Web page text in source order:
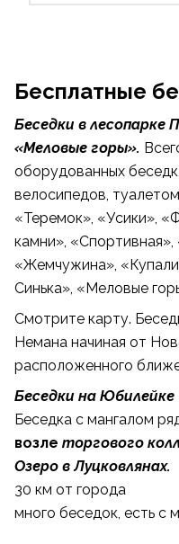
Бесплатные
Беседки в
«Меловые горы».
оборудованных
велосипедов,
«Теремок», «Усики»,
камни»,
«Жемчужина»,
Синька», «Меловые
Смотрите карту.
Немана начиная от
расположенного
Беседки на Юбилейке
Беседка с мангалом
возле торгового
Озеро в Луцковлянах.
30 км от города
много беседок, есть с